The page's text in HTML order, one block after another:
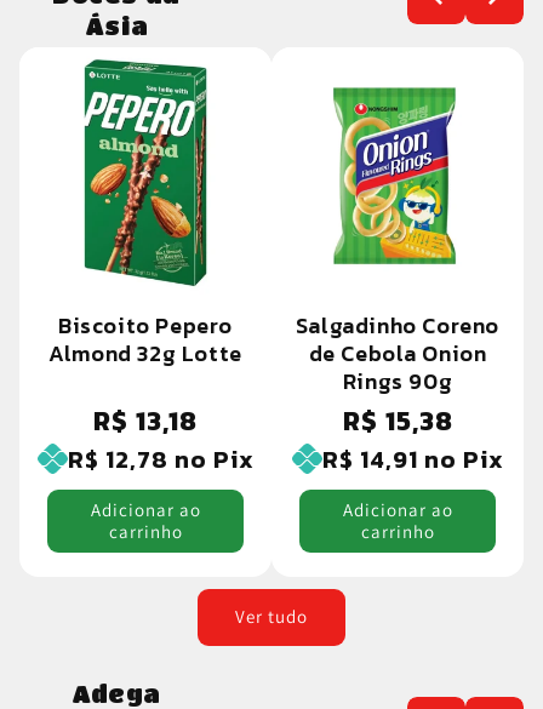
Ásia
Biscoito Pepero
Almond 32g Lotte
Preço
R$ 13,18
R$ 12,78 no Pix
Adicionar ao
carrinho
Salgadinho Coreno
de Cebola Onion
Rings 90g
Preço
normal
R$ 15,38
R$ 14,91 no Pix
Adicionar ao
carrinho
Ver tudo
Adega